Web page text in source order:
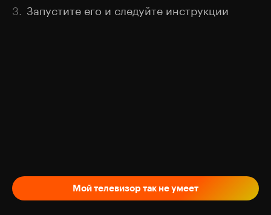
3. Запустите его и следуйте инструкции
Мой телевизор так не умеет